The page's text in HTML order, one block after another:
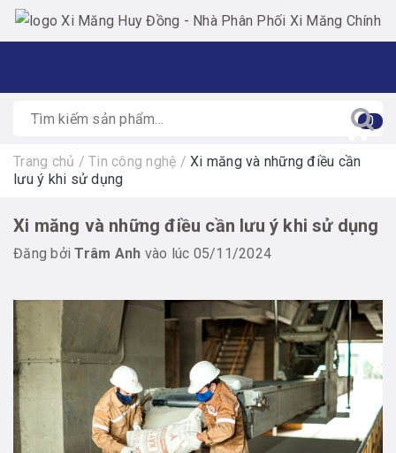
0
Trang chủ / Tin công nghệ / Xi măng và những điều cần
lưu ý khi sử dụng
Xi măng và những điều cần lưu ý khi sử dụng
Đăng bởiTrâm Anh vào lúc 05/11/2024